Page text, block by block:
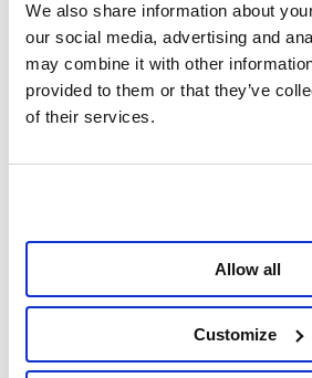
We also share information about
our social media, advertising and
may combine it with other
provided to them or that they’ve
of their services.
Allow all
Customize
Ontdek hier de studie.
*Sigedis beheert de databank van
Pensioendienst